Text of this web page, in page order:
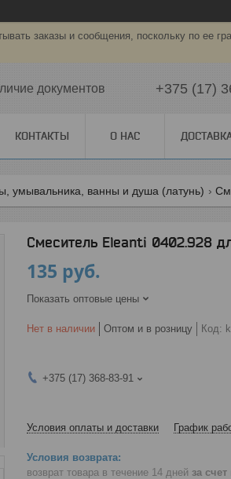
заказы и сообщения, поскольку по ее
документов +375 (17)
КОНТАКТЫ О НАС
умывальника, ванны и душа (латунь)
Смеситель Eleanti 0402.928
135 руб.
Показать оптовые цены
Нет в наличии Оптом и в розницу Код:
+375 (17) 368-83-91
Условия оплаты и доставки График
возврат товара в течение 14 дней за